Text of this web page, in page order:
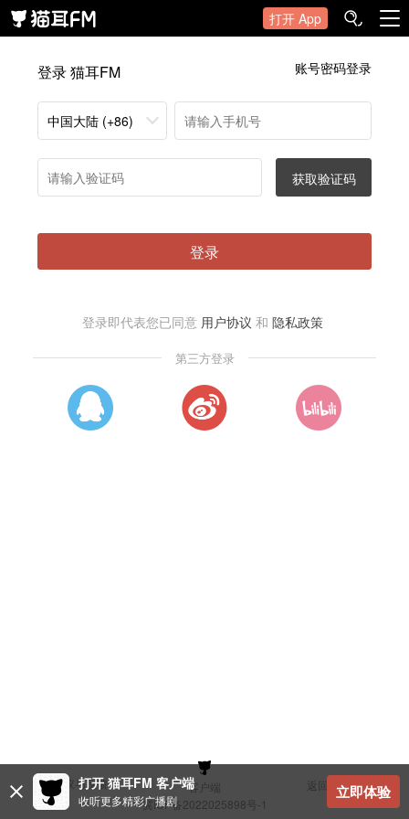
打开 App
登录 猫耳FM 账号密码登录
中国大陆 (+86)
获取验证码
登录
登录即代表您已同意 用户协议 和 隐私政策
第三方登录
建议与反馈 客户端
返回顶部
冀ICP备2022025898号-1
打开 猫耳FM 客户端
收听更多精彩广播剧 立即体验